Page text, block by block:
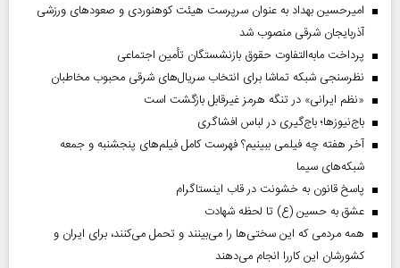
امیرحسین بهداد به عنوان سرپرست هیئت کوهنوردی و صعودهای ورزشی
آذربایجان شرقی منصوب شد
پرداخت مابه‌التفاوت حقوق بازنشستگان تأمین اجتماعی
نظرسنجی شبکه تماشا برای انتخاب سریال‌های شرقی محبوب مخاطبان
«نظم ایرانی» در تنگه هرمز غیرقابل بازگشت است
باج‌نیوزها؛ باج‌گیری در لباس افشاگری
آخر هفته چه فیلمی ببینیم؟ فهرست کامل فیلم‌های پنجشنبه و جمعه
شبکه‌های سیما
پاسخ قانون به خشونت در قاب اینستاگرام
عشق به حسین (ع) تا لحظه شهادت
همه مردمی که این سختی‌ها را می‌بینند و تحمل می‌کنند، برای ایران و
کشورشان این کاررا انجام می‌دهند